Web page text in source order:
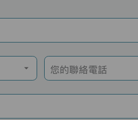
您的聯絡電話